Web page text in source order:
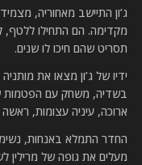
ג’ון התיישב מאחוריה,
מקדימה. הם התחילו ללטף,
תסריט שהם חיכו לו שנים.
ידיו של ג’ון מצאו את
בשדיה, משחק עם הפטמות
ארוכה, עיניה עצומות,
החדר התמלא באנחות,
מעלים את גופה של מרילין